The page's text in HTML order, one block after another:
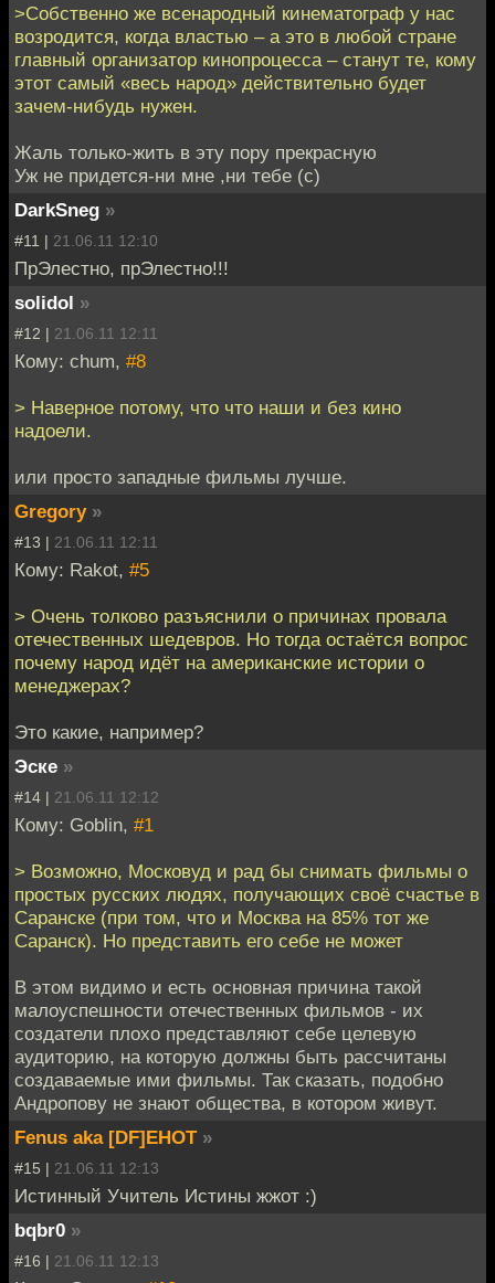
>Собственно же всенародный кинематограф у нас
возродится, когда властью – а это в любой стране
главный организатор кинопроцесса – станут те, кому
этот самый «весь народ» действительно будет
зачем-нибудь нужен.
Жаль только-жить в эту пору прекрасную
Уж не придется-ни мне ,ни тебе (c)
DarkSneg »
#11 | 21.06.11 12:10
ПрЭлестно, прЭлестно!!!
solidol »
#12 | 21.06.11 12:11
Кому: chum, #8
> Наверное потому, что что наши и без кино
надоели.
или просто западные фильмы лучше.
Gregory »
#13 | 21.06.11 12:11
Кому: Rakot, #5
> Очень толково разъяснили о причинах провала
отечественных шедевров. Но тогда остаётся вопрос
почему народ идёт на американские истории о
менеджерах?
Это какие, например?
Эске »
#14 | 21.06.11 12:12
Кому: Goblin, #1
> Возможно, Московуд и рад бы снимать фильмы о
простых русских людях, получающих своё счастье в
Саранске (при том, что и Москва на 85% тот же
Саранск). Но представить его себе не может
В этом видимо и есть основная причина такой
малоуспешности отечественных фильмов - их
создатели плохо представляют себе целевую
аудиторию, на которую должны быть рассчитаны
создаваемые ими фильмы. Так сказать, подобно
Андропову не знают общества, в котором живут.
Fenus aka [DF]EHOT »
#15 | 21.06.11 12:13
Истинный Учитель Истины жжот :)
bqbr0 »
#16 | 21.06.11 12:13